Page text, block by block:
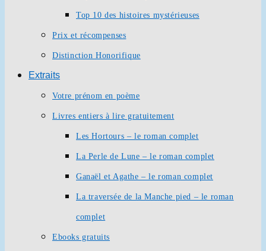
Top 10 des histoires mystérieuses
Prix et récompenses
Distinction Honorifique
Extraits
Votre prénom en poème
Livres entiers à lire gratuitement
Les Hortours – le roman complet
La Perle de Lune – le roman complet
Ganaël et Agathe – le roman complet
La traversée de la Manche pied – le roman
complet
Ebooks gratuits